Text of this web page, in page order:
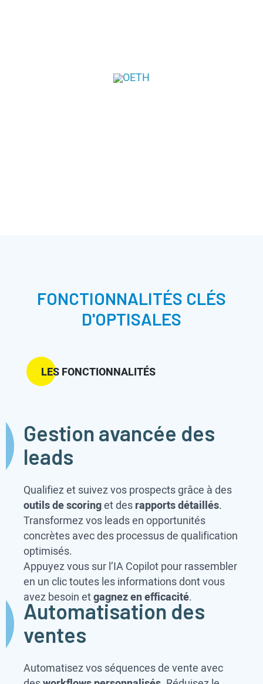
FONCTIONNALITÉS CLÉS
D'OPTISALES
LES FONCTIONNALITÉS
Gestion avancée des
leads
Qualifiez et suivez vos prospects grâce à des
outils de scoringet desrapports détaillés.
Transformez vos leads en opportunités
concrètes avec des processus de qualification
optimisés.
Appuyez vous sur l’IA Copilot pour rassembler
en un clic toutes les informations dont vous
avez besoin etgagnez en efficacité.
Automatisation des
ventes
Automatisez vos séquences de vente avec